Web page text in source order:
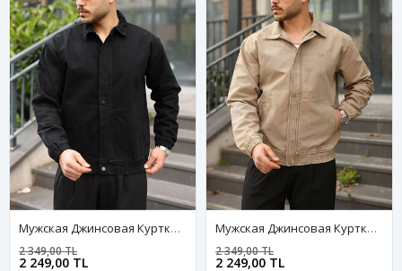
Мужская Джинсовая Куртка-Бомбер Оверсайз Цвета Хаки, Стираная Модель На Молнии
2 249,00 TL
2 349,00 TL
Мужская Джинсовая Куртка-Бомбер Оверсайз Цвета Хаки, Стираная Модель На Молнии
2 249,00 TL
2 349,00 TL